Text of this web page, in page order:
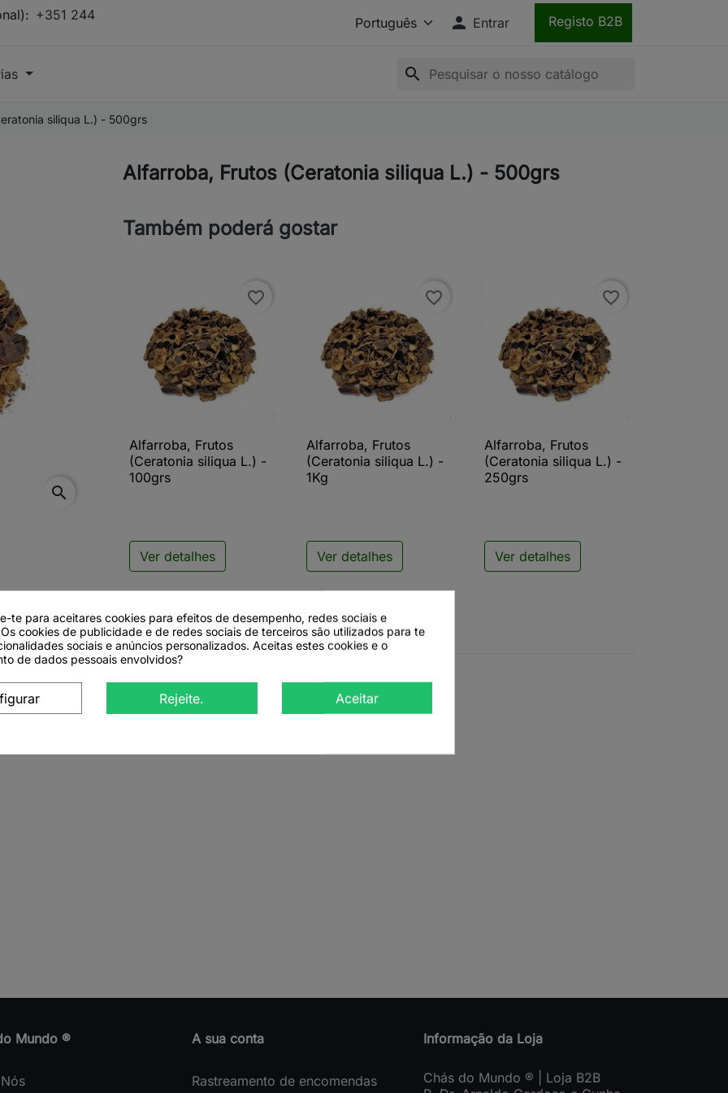
+351 244
 Entrar Registo B2B
search
siliqua L.) - 500grs
search
Alfarroba, Frutos (Ceratonia siliqua L.) - 500grs
Também poderá gostar
favorite_border
 Vista rápida
Alfarroba, Frutos
(Ceratonia siliqua L.) -
100grs
Ver detalhes
favorite_border
 Vista rápida
Alfarroba, Frutos
(Ceratonia siliqua L.) -
1Kg
Ver detalhes
favorite_border
 Vista rápida
Alfarroba, Frutos
(Ceratonia siliqua L.) -
250grs
Ver detalhes
siliqua L.) - 1Kg
Mundo ® A sua conta
Rastreamento de encomendas
Informação da Loja
Chás do Mundo ® | Loja B2B
te para aceitares cookies para efeitos de desempenho, redes sociais e
cookies de publicidade e de redes sociais de terceiros são utilizados para te
sociais e anúncios personalizados. Aceitas estes cookies e o
de dados pessoais envolvidos?
Rejeite. Aceitar